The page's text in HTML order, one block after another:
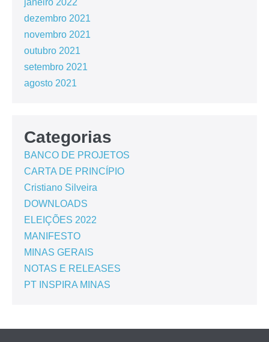
janeiro 2022
dezembro 2021
novembro 2021
outubro 2021
setembro 2021
agosto 2021
Categorias
BANCO DE PROJETOS
CARTA DE PRINCÍPIO
Cristiano Silveira
DOWNLOADS
ELEIÇÕES 2022
MANIFESTO
MINAS GERAIS
NOTAS E RELEASES
PT INSPIRA MINAS